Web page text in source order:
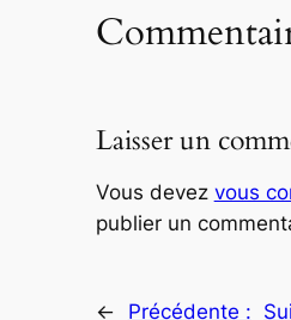
Laisser un
Vous devez vous
publier un
←
Précédente :